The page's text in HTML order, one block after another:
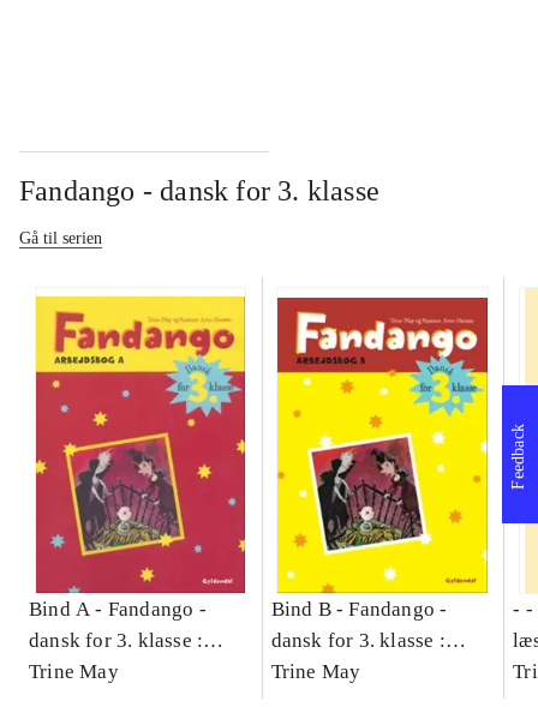
Fandango - dansk for 3. klasse
Gå til serien
Bind A - Fandango -
dansk for 3. klasse :
grundbog -- Arbejdsbog.
Trine May
Bind B -Fandango -
dansk for 3. klasse :
grundbog -- Arbejdsbog.
Trine May
- -
-
Feedback